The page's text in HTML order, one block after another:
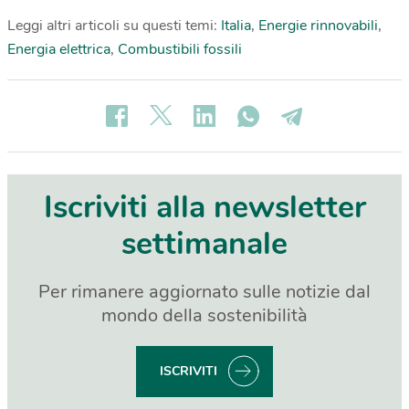
Leggi altri articoli su questi temi: Italia, Energie rinnovabili,
Energia elettrica, Combustibili fossili
Iscriviti alla newsletter
settimanale
Per rimanere aggiornato sulle notizie dal
mondo della sostenibilità
ISCRIVITI